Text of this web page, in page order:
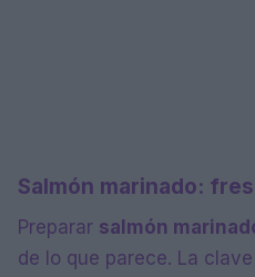
Salmón marinado:
Preparar salmón
de lo que parece. La